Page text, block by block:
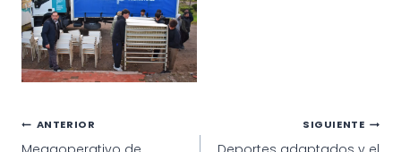
Navegación
ANTERIOR SIGUIENTE